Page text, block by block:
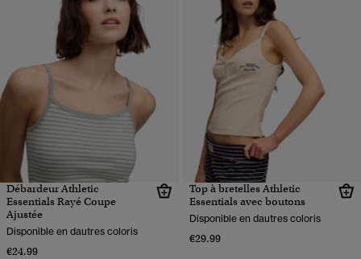
Débardeur Athletic
Essentials Rayé Coupe
Ajustée
Disponible en dautres coloris
€24.99
Top à bretelles Athletic
Essentials avec boutons
Disponible en dautres coloris
€29.99